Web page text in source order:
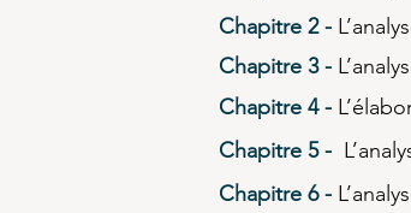
Chapitre 2 -
Chapitre 3 -
Chapitre 4 -
Chapitre 5 -
Chapitre 6 -